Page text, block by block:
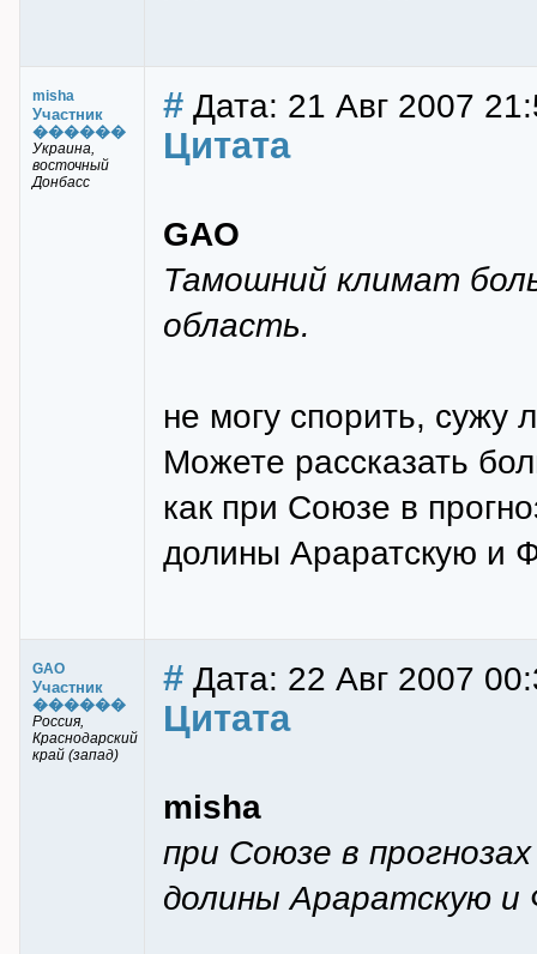
misha
Участник
������
Украина,
восточный
Донбасс
# Дата: 21 Авг 2007
Цитата
GAO
Тамошний климат
область.
не могу спорить, сужу
Можете рассказать
как при Союзе в
долины Араратскую и
GAO
Участник
������
Россия,
Краснодарский
край (запад)
# Дата: 22 Авг 2007
Цитата
misha
при Союзе в
долины Араратскую и